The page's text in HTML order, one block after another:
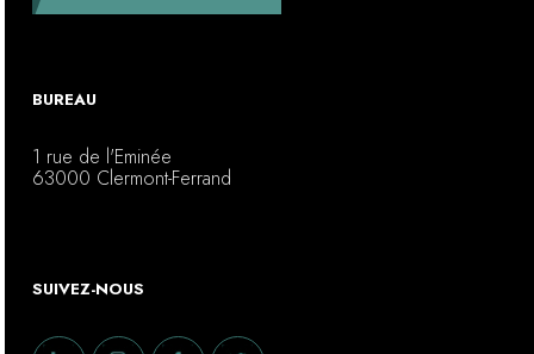
BUREAU
1 rue de l'Eminée
63000 Clermont-Ferrand
SUIVEZ-NOUS